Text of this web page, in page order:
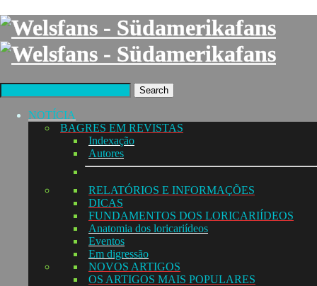
Search
NOTÍCIA
BAGRES EM REVISTAS
Indexação
Autores
RELATÓRIOS E INFORMAÇÕES
DICAS
FUNDAMENTOS DOS LORICARIÍDEOS
Anatomia dos loricariídeos
Eventos
Em digressão
NOVOS ARTIGOS
OS ARTIGOS MAIS POPULARES